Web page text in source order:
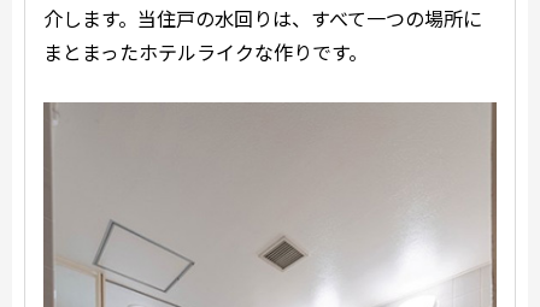
介します。当住戸の水回りは、すべて一つの場所に
まとまったホテルライクな作りです。